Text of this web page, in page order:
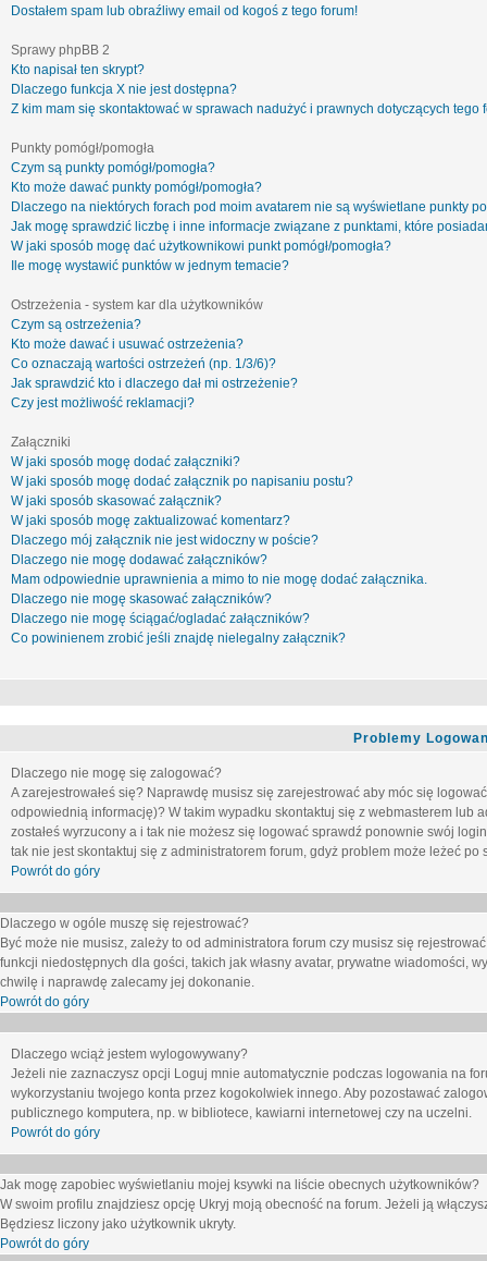
Dostałem spam lub obraźliwy email od kogoś z tego forum!
Sprawy phpBB 2
Kto napisał ten skrypt?
Dlaczego funkcja X nie jest dostępna?
Z kim mam się skontaktować w sprawach nadużyć i prawnych dotyczących tego
Punkty pomógł/pomogła
Czym są punkty pomógł/pomogła?
Kto może dawać punkty pomógł/pomogła?
Dlaczego na niektórych forach pod moim avatarem nie są wyświetlane punkty
Jak mogę sprawdzić liczbę i inne informacje związane z punktami, które
W jaki sposób mogę dać użytkownikowi punkt pomógł/pomogła?
Ile mogę wystawić punktów w jednym temacie?
Ostrzeżenia - system kar dla użytkowników
Czym są ostrzeżenia?
Kto może dawać i usuwać ostrzeżenia?
Co oznaczają wartości ostrzeżeń (np. 1/3/6)?
Jak sprawdzić kto i dlaczego dał mi ostrzeżenie?
Czy jest możliwość reklamacji?
Załączniki
W jaki sposób mogę dodać załączniki?
W jaki sposób mogę dodać załącznik po napisaniu postu?
W jaki sposób skasować załącznik?
W jaki sposób mogę zaktualizować komentarz?
Dlaczego mój załącznik nie jest widoczny w poście?
Dlaczego nie mogę dodawać załączników?
Mam odpowiednie uprawnienia a mimo to nie mogę dodać załącznika.
Dlaczego nie mogę skasować załączników?
Dlaczego nie mogę ściągać/ogladać załączników?
Co powinienem zrobić jeśli znajdę nielegalny załącznik?
Problemy
Dlaczego nie mogę się zalogować?
A zarejestrowałeś się? Naprawdę musisz się zarejestrować aby móc się
odpowiednią informację)? W takim wypadku skontaktuj się z webmasterem lub
zostałeś wyrzucony a i tak nie możesz się logować sprawdź ponownie swój
tak nie jest skontaktuj się z administratorem forum, gdyż problem może leżeć po
Powrót do góry
Dlaczego w ogóle muszę się rejestrować?
Być może nie musisz, zależy to od administratora forum czy musisz się
funkcji niedostępnych dla gości, takich jak własny avatar, prywatne wiadomości,
chwilę i naprawdę zalecamy jej dokonanie.
Powrót do góry
Dlaczego wciąż jestem wylogowywany?
Jeżeli nie zaznaczysz opcji Loguj mnie automatycznie podczas logowania na
wykorzystaniu twojego konta przez kogokolwiek innego. Aby pozostawać
publicznego komputera, np. w bibliotece, kawiarni internetowej czy na uczelni.
Powrót do góry
Jak mogę zapobiec wyświetlaniu mojej ksywki na liście obecnych użytkowników?
W swoim profilu znajdziesz opcję Ukryj moją obecność na forum. Jeżeli ją
Będziesz liczony jako użytkownik ukryty.
Powrót do góry